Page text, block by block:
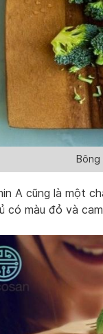
Bông
A cũng là một
có màu đỏ và